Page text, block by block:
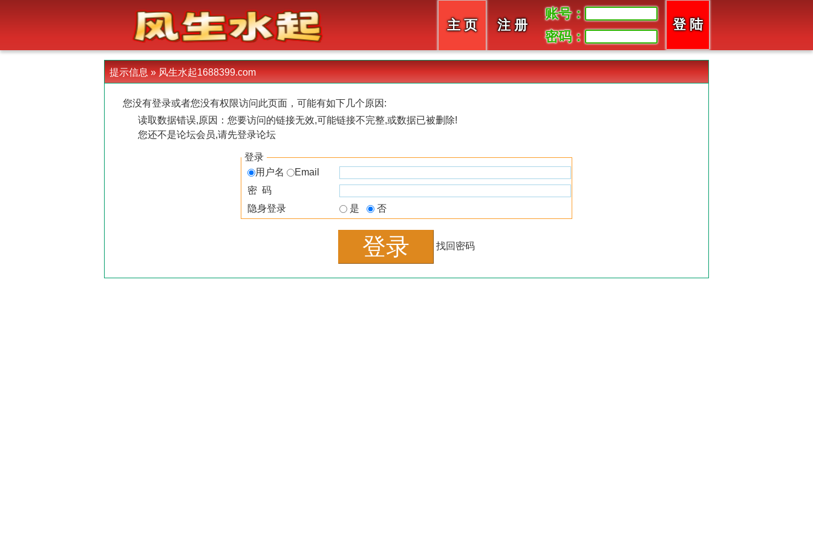
主 页 注 册
账号：
密码：
提示信息 » 风生水起1688399.com
您没有登录或者您没有权限访问此页面，可能有如下几个原因:
读取数据错误,原因：您要访问的链接无效,可能链接不完整,或数据已被删除!
您还不是论坛会员,请先登录论坛
登录
用户名
Email
密 码
隐身登录
是 否
找回密码